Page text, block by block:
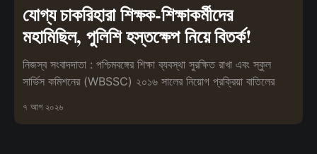
যোগ্য চাকরিহারা শিক্ষক-শিক্ষাকর্মীদের
মহামিছিল, পুলিশি হস্তক্ষেপ নিয়ে বিতর্ক!
নিজস্ব সংবাদদাতা : পশ্চিমবঙ্গের শিক্ষা ব্যবস্থা সুরক্ষিত রাখা এবং স্কুল
সার্ভিস কমিশনের (WBSSC) ২০১৬ সালের নিয়োগ প্রক্রিয়া বাতিলের
৭ আগ ২০২৬